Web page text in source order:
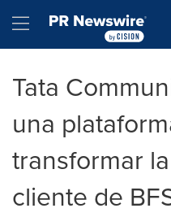
Hamburger menu
Tata
una
transformar
cliente de